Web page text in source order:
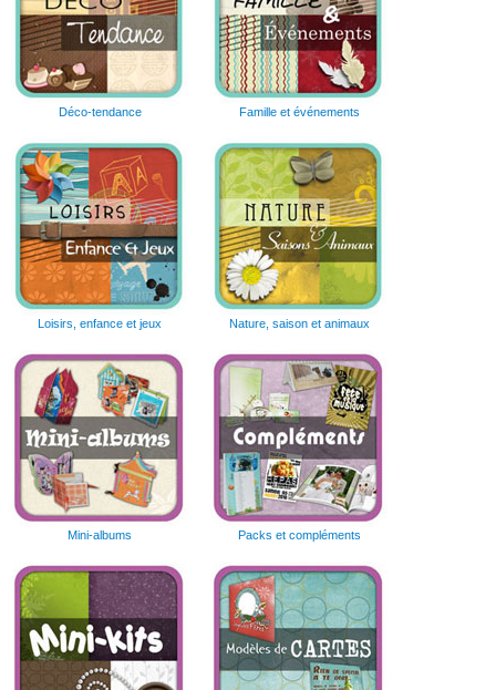
Déco-tendance Famille et événements
Loisirs, enfance et jeux Nature, saison et animaux
Mini-albums Packs et compléments